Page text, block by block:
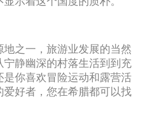
之一，旅游业发展的当然
静幽深的村落生活到到充
你喜欢冒险运动和露营活
好者，您在希腊都可以找